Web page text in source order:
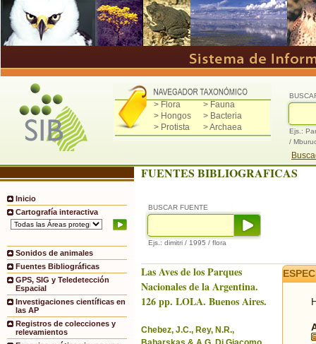
> Flora
> Fauna
> Hongos
> Bacteria
> Protista
> Archaea
Ejs.:
/
Inicio
Cartografía interactiva
Sonidos de animales
Fuentes Bibliográficas
GPS, SIG y Teledetección
Espacial
Investigaciones científicas en
las AP
Registros de colecciones y
relevamientos
FUENTES BIBLIOGRAFICAS
BUSCAR FUENTE
Ejs.: dimitri / 1995 / flora
Las Aves de los Parques
Nacionales de la Argentina.
126 pp. LOLA. Buenos Aires.
Chebez, J.C., Rey, N.R.,